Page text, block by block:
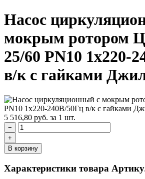
Насос
мокрым ротором
25/60 PN10 1х220-
в/к с гайками
5 516,80 руб. за 1 шт.
−
+
В корзину
Характеристики товара